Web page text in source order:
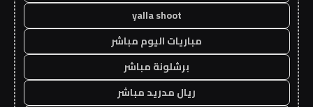
yalla shoot
مباريات اليوم مباشر
برشلونة مباشر
ريال مدريد مباشر